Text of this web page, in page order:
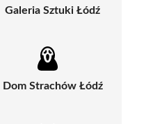
Galeria Sztuki Łódź
Dom Strachów Łódź